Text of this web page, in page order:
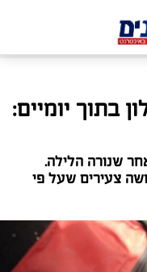
בתוך יומיים:
לאחר שנורה הלילה.
צעירים שעל פי